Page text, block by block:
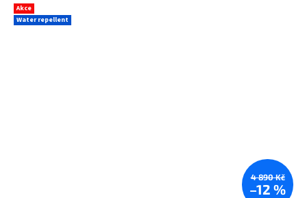
Akce
Water repellent
4 890 Kč
–12 %